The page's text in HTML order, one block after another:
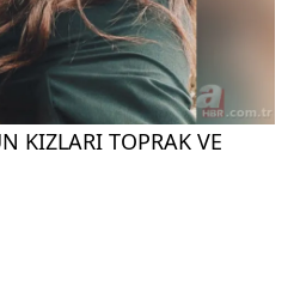
KIZLARI TOPRAK VE